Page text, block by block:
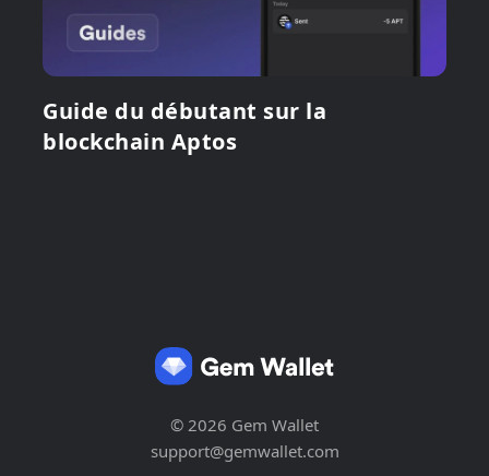
Guide du débutant sur la
blockchain Aptos
© 2026 Gem Wallet
support@gemwallet.com